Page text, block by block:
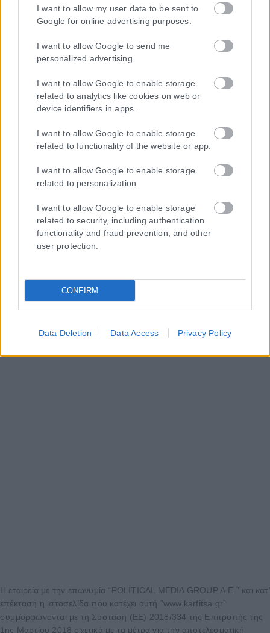
I want to allow my user data to be sent to
Google for online advertising purposes.
I want to allow Google to send me
personalized advertising.
I want to allow Google to enable storage
related to analytics like cookies on web or
device identifiers in apps.
I want to allow Google to enable storage
related to functionality of the website or app.
I want to allow Google to enable storage
related to personalization.
I want to allow Google to enable storage
related to security, including authentication
functionality and fraud prevention, and other
user protection.
CONFIRM
Data Deletion Data Access Privacy Policy
Η εταιρεία με την επωνυμία “POLITICAL MEDIA GROUP A.E.” και κατ’
επέκταση η ιστοσελίδα που κατέχει αυτή “www.karfitsa.gr”
συμμορφώνονται με τη Σύσταση (ΕΕ) 2018/334 της Επιτροπής της
1ης Μαρτίου 2018 σχετικά με τα μέτρα για την αποτελεσματική